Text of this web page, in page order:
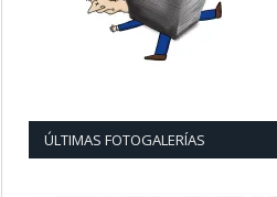
ÚLTIMAS FOTOGALERÍAS